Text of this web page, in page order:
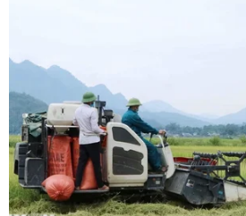
Ảnh chỉ mang tính minh họa.
Ủy ban Nhân dân thành phố
hành Công văn số 3944/
thực hiện Đề án triển lãm
hội nhân dịp kỷ niệm 80 năm